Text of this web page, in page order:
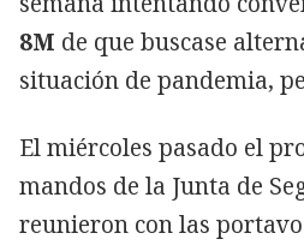
8M de que buscase
situación de pandemia,
El miércoles pasado el
mandos de la Junta de
reunieron con las